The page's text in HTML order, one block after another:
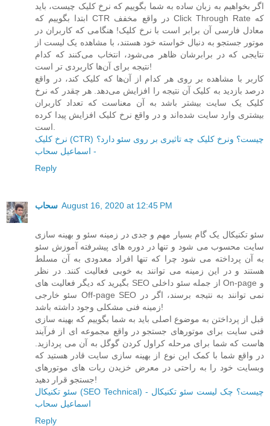
اگر بخواهیم به زبان ساده به شما بگوییم که نرخ کلیک چیست، باید
ابتدا بگوییم که CTR در واقع مخفف Click Through Rate که
معادل فارسی آن برابر است با نرخ کلیک! هنگامی که کاربران در
موتور جستجو به دنبال خواسته خود هستند، با مشاهده یک لیست از
نتایجی که در برابرشان ظاهر می‌شود، انتخاب می‌کنند که کدام
نتیجه برای آن‌ها کاربردی تر است!
کاربر با مشاهده بر روی هر کدام از آن‌ها که کلیک کند، در واقع
درصد بازدید به کلیک آن نتیجه را افزایش می‌دهد. هر چقدر که نرخ
کلیک یک سایت بیشتر باشد به آن معناست که تعداد کاربران
بیشتری وارد سایت شده‌اند و در واقع نرخ کلیک افزایش پیدا کرده
نرخ کلیک (CTR) چیست؟ ونرخ کلیک چه تاثیری بر روی سئو دارد؟
- اسماعیل سحاب
Reply
سحاب August 16, 2020 at 12:45 PM
سئو تکنیکال یک گام بسیار مهم و جدی در زمینه سئو و بهینه سازی
سایت محسوب می شود و تنها در دوره های پیشرفته آموزش سئو
به آن پرداخته می شود چرا که تنها افراد معدودی به آن مسلط
هستند و در این زمینه می توانند به خوبی فعالیت کنند. در نظر
بگیرید که دیگر فعالیت های SEO از جمله سئو داخلی On-page و
سئو خارجی Off-page SEO نمی توانند به نتیجه برسند، اگر در
زمینه فنی مشکلی وجود داشته باشد!
قبل از پرداختن به موضوع اصلی باید به شما بگوییم که بهینه سازی
فنی سایت برای موتورهای جستجو در واقع مجموعه ای از فرآیند
هاست که شما برای مرحله کراول کردن گوگل به آن می پردازید.
در واقع شما با کمک این نوع از بهینه سازی سایت قادر هستید که
وبسایت خود را به راحتی در معرض خزیدن ربات های موتورهای
جستجو قرار دهید!
سئو تکنیکال (SEO Technical) چیست؟ چک لیست سئو تکنیکال -
اسماعیل سحاب
Reply